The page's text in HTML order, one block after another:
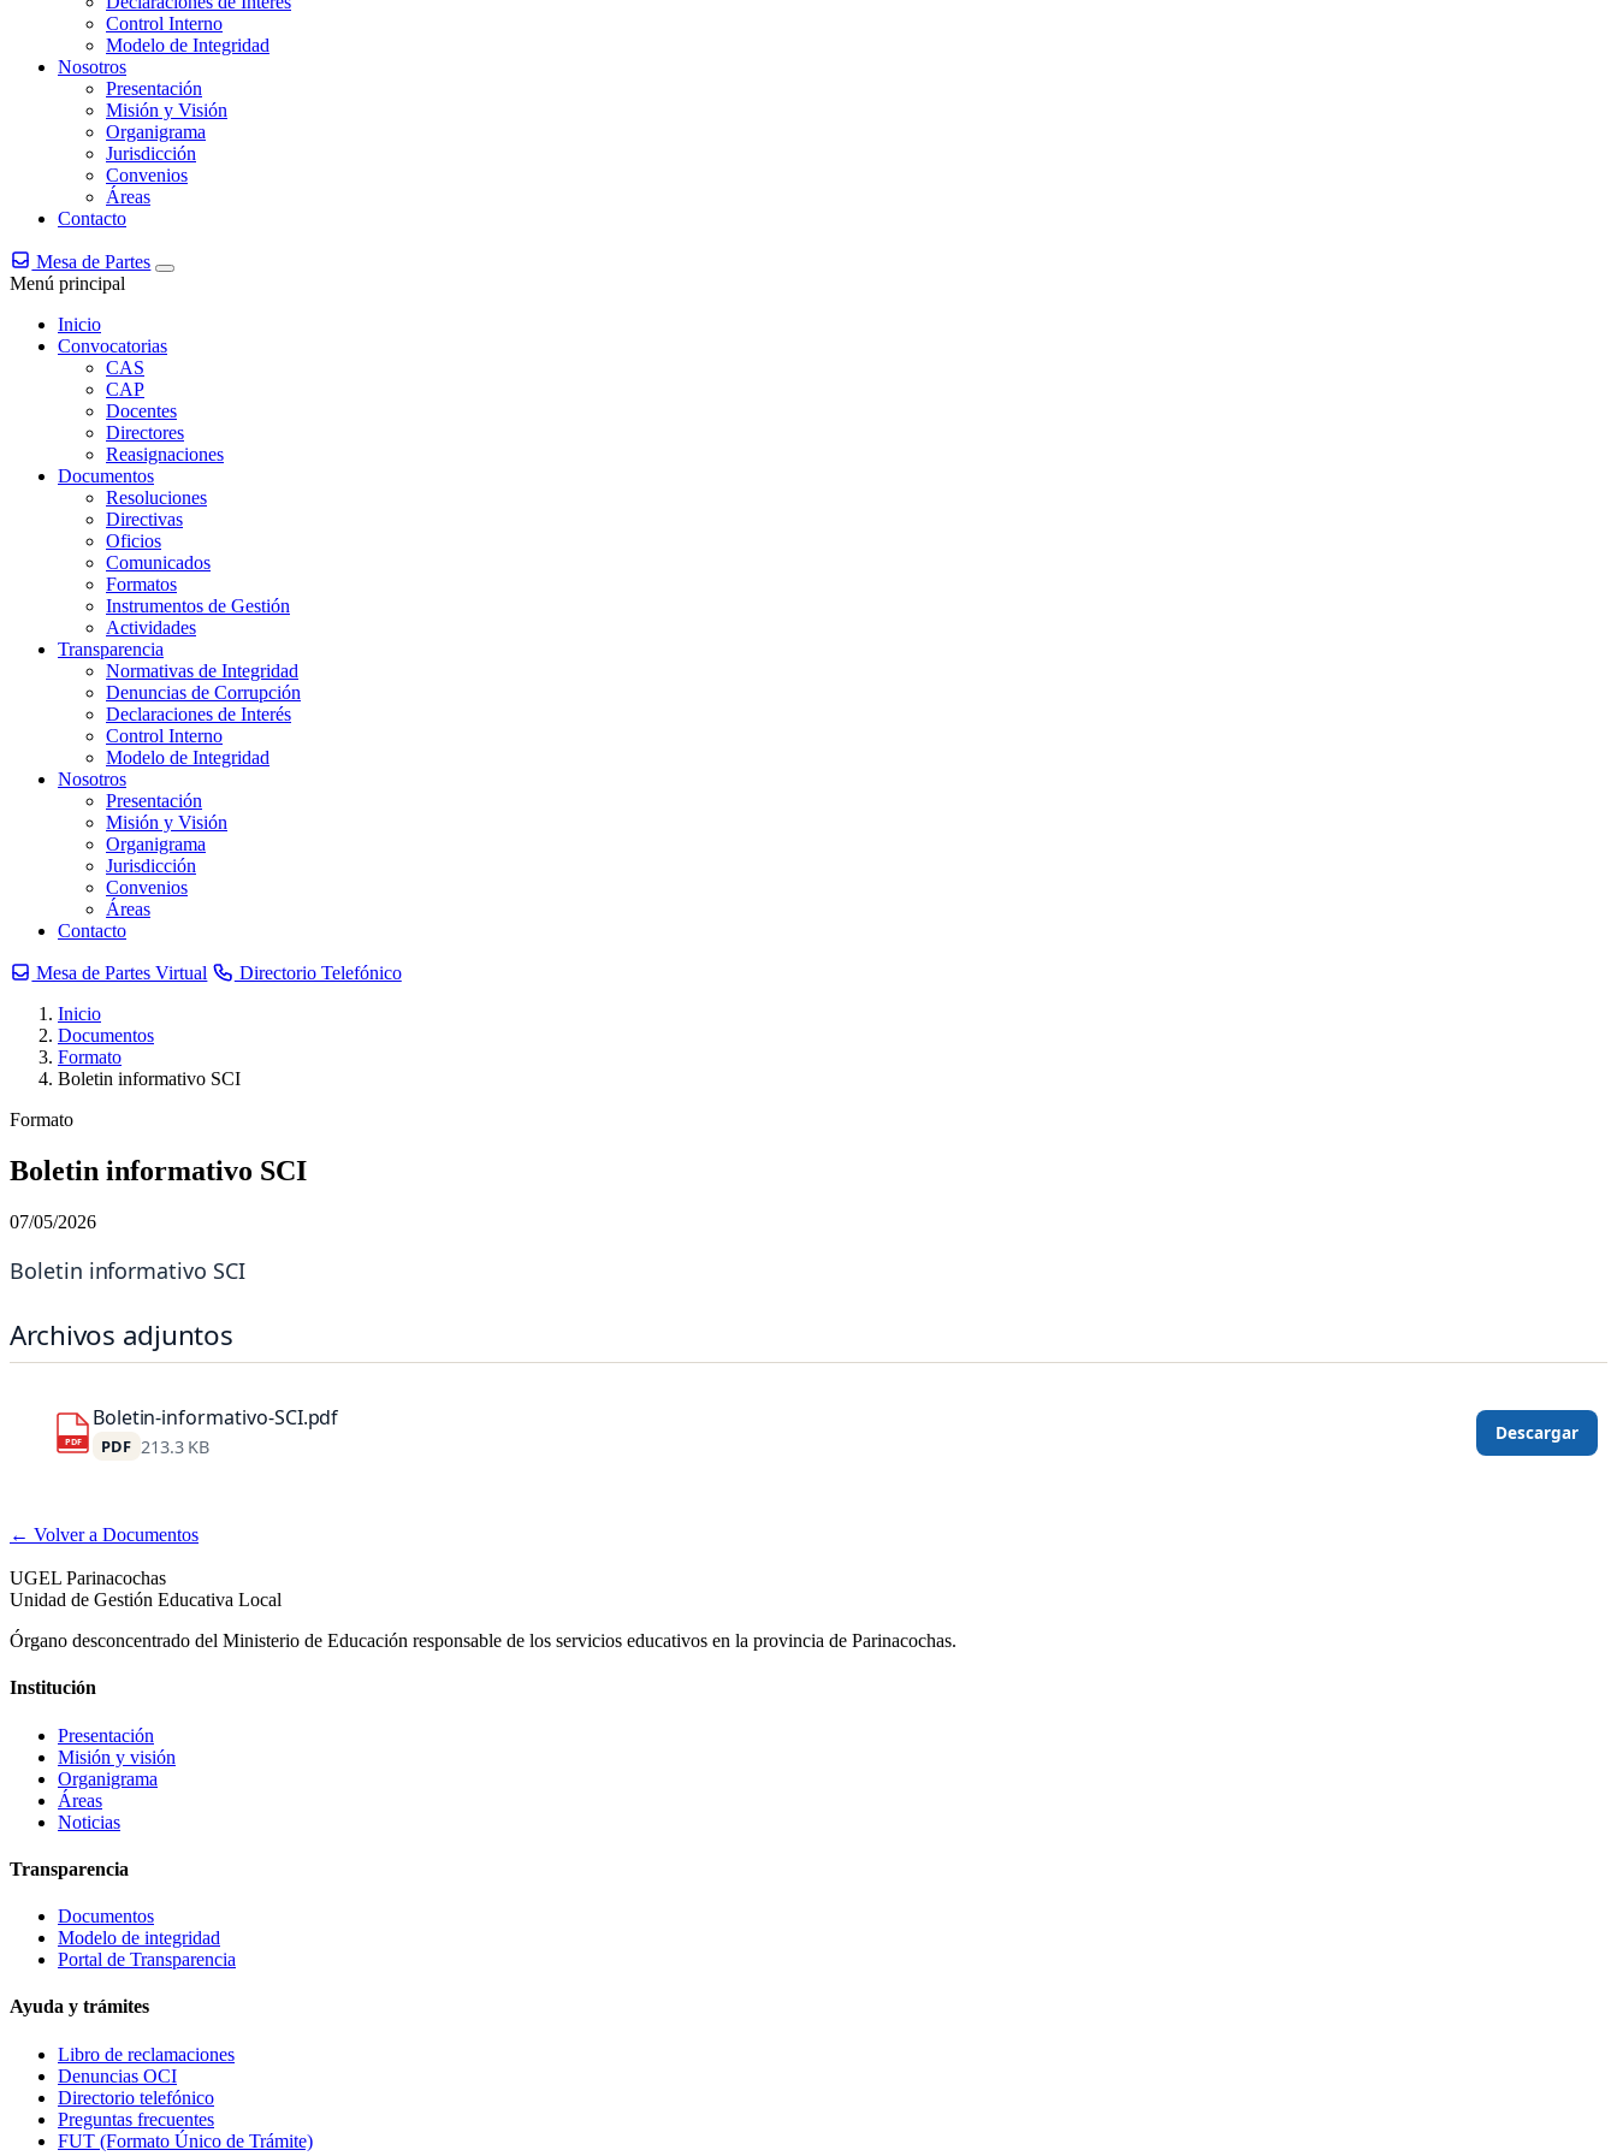
Control Interno
Modelo de Integridad
Nosotros
Presentación
Misión y Visión
Organigrama
Jurisdicción
Convenios
Áreas
Contacto
Mesa de Partes
Menú principal
Inicio
Convocatorias
CAS
CAP
Docentes
Directores
Reasignaciones
Documentos
Resoluciones
Directivas
Oficios
Comunicados
Formatos
Instrumentos de Gestión
Actividades
Transparencia
Normativas de Integridad
Denuncias de Corrupción
Declaraciones de Interés
Control Interno
Modelo de Integridad
Nosotros
Presentación
Misión y Visión
Organigrama
Jurisdicción
Convenios
Áreas
Contacto
Mesa de Partes Virtual
Directorio Telefónico
Inicio
Documentos
Formato
Boletin informativo SCI
Formato
Boletin informativo SCI
07/05/2026
Boletin informativo SCI
Archivos adjuntos
PDF
Boletin-informativo-SCI.pdf
PDF 213.3 KB
Descargar
← Volver a Documentos
UGEL Parinacochas
Unidad de Gestión Educativa Local
Órgano desconcentrado del Ministerio de Educación responsable de los servicios educativos en la provincia de Parinacochas.
Institución
Presentación
Misión y visión
Organigrama
Áreas
Noticias
Transparencia
Documentos
Modelo de integridad
Portal de Transparencia
Ayuda y trámites
Libro de reclamaciones
Denuncias OCI
Directorio telefónico
Preguntas frecuentes
FUT (Formato Único de Trámite)